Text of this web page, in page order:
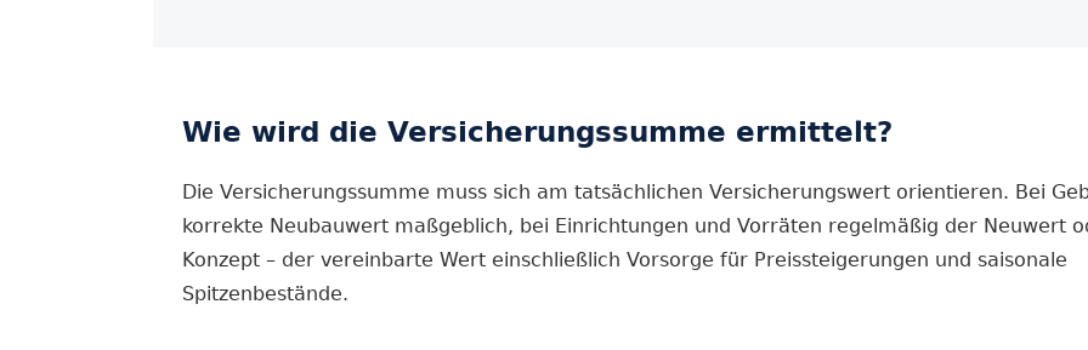
Wie wird die Versicherungs­summe ermittelt?
Die Versicherungs­summe muss sich am tatsächlichen Versicherungs­wert orientieren. Bei
korrekte Neubauwert maßgeblich, bei Einrichtungen und Vorräten regelmäßig der Neuwert
Konzept – der vereinbarte Wert einschließlich Vorsorge für Preissteigerungen und saisonale
Spitzenbestände.